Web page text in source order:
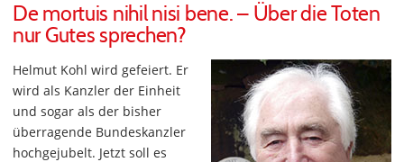
De mortuis nihil nisi bene. – Über die Toten
nur Gutes sprechen?
Helmut Kohl wird gefeiert. Er
wird als Kanzler der Einheit
und sogar als der bisher
überragende Bundeskanzler
hochgejubelt. Jetzt soll es